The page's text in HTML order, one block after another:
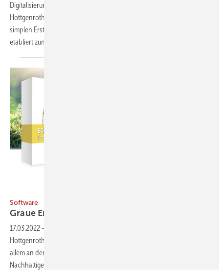
Digitalisierung in der Gebäudebranche an Fahrt gewinnt. Die
Hottgenroth Gruppe hat deswegen die Software ECO-CAD zur
simplen Erstellung von Ökobilanzen für Gebäude entwickelt und
etabliert zunehmend eine einheitliche
Software
Graue Energie
17.03.2022 -
Hottgenroth führt Ökobilanzierungen durch. Es orientiert sich vor
allem an dem gesetzlichen Standard nach dem Bewertungssystem
Nachhaltiges Bauen. Hottgenroth arbeitet derzeit außerdem an